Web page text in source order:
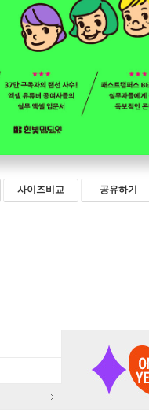
사이즈비교 공유하기